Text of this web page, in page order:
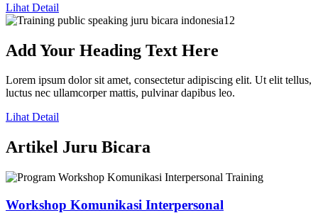
Lihat Detail
Add Your Heading Text Here
Lorem ipsum dolor sit amet, consectetur adipiscing elit. Ut elit tellus,
luctus nec ullamcorper mattis, pulvinar dapibus leo.
Lihat Detail
Artikel Juru Bicara
Workshop Komunikasi Interpersonal